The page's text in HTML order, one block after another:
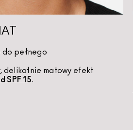
do pełnego
delikatnie matowy efekt
SPF 15.